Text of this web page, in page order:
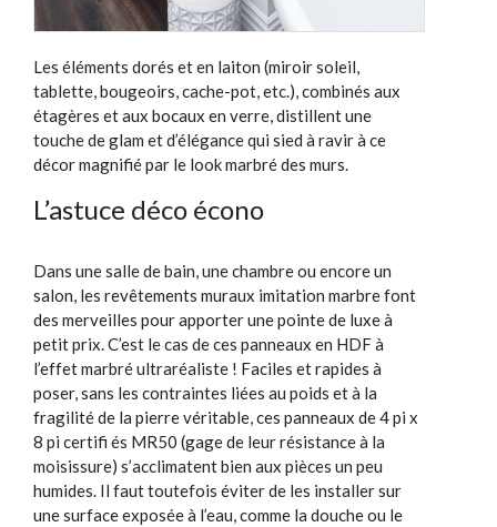
Les éléments dorés et en laiton (miroir soleil,
tablette, bougeoirs, cache-pot, etc.), combinés aux
étagères et aux bocaux en verre, distillent une
touche de glam et d’élégance qui sied à ravir à ce
décor magnifié par le look marbré des murs.
L’astuce déco écono
Dans une salle de bain, une chambre ou encore un
salon, les revêtements muraux imitation marbre font
des merveilles pour apporter une pointe de luxe à
petit prix. C’est le cas de ces panneaux en HDF à
l’effet marbré ultraréaliste ! Faciles et rapides à
poser, sans les contraintes liées au poids et à la
fragilité de la pierre véritable, ces panneaux de 4 pi x
8 pi certifi és MR50 (gage de leur résistance à la
moisissure) s’acclimatent bien aux pièces un peu
humides. Il faut toutefois éviter de les installer sur
une surface exposée à l’eau, comme la douche ou le